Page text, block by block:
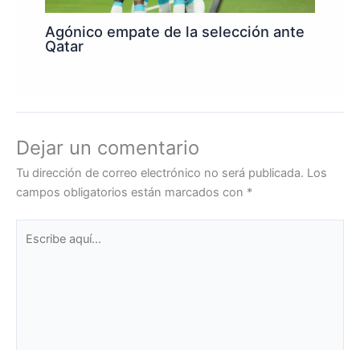
Agónico empate de la selección ante
Qatar
Dejar un comentario
Tu dirección de correo electrónico no será publicada. Los
campos obligatorios están marcados con *
aquí...